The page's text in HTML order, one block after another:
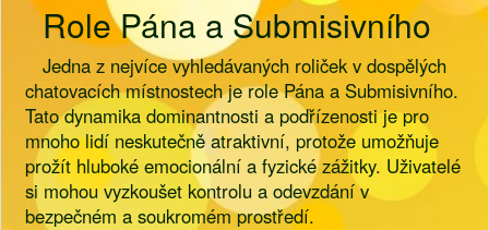
Role Pána a Submisivního
Jedna z nejvíce vyhledávaných roliček v dospělých
chatovacích místnostech je role Pána a Submisivního.
Tato dynamika dominantnosti a podřízenosti je pro
mnoho lidí neskutečně atraktivní, protože umožňuje
prožít hluboké emocionální a fyzické zážitky. Uživatelé
si mohou vyzkoušet kontrolu a odevzdání v
bezpečném a soukromém prostředí.